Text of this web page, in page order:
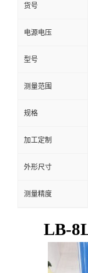
言
货号
电源电压
型号
测量范围
规格
加工定制
外形尺寸
测量精度
LB-